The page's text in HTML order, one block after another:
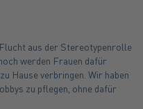
aus der Stereotypenrolle
werden Frauen dafür
Hause verbringen. Wir haben
zu pflegen, ohne dafür